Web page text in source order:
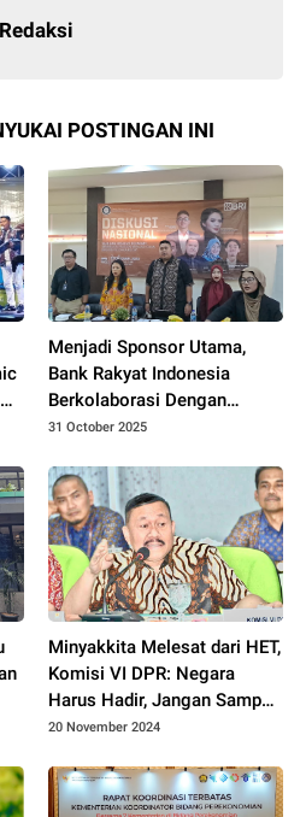
Redaksi
POSTINGAN INI
Menjadi Sponsor Utama,
Bank Rakyat Indonesia
Berkolaborasi Dengan
Solidaritas Mahasiswa
Seputar Kredit Usaha Rakyat
dan Ekonomi Kreatif
31 October 2025
Minyakkita Melesat dari HET,
Komisi VI DPR: Negara
Harus Hadir, Jangan Sampai
Ada Oknum Bermain
20 November 2024